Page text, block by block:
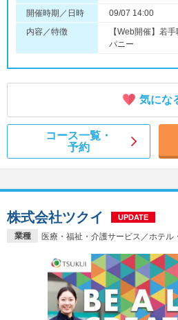
開催時期／日時
09/07 14:00
内容／特徴
【Web開催】若
パニー
気にな
コース一覧・
予約
業種 医療・福祉・介護サービス／ホテル
株式会社ツクイ UPDATE